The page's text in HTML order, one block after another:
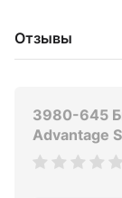
Отзывы
3980-645
Advantage